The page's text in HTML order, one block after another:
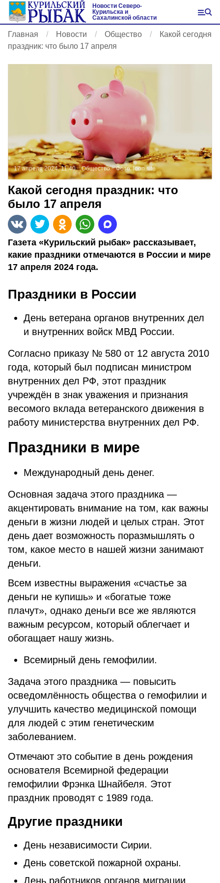
Новости Северо-
Курильска и
Сахалинской области
Главная Новости Общество
Какой сегодня
праздник: что было 17 апреля
17 апреля 2024, 11:40 Общество Фото:loon.site
Какой сегодня праздник: что
было 17 апреля
Газета «Курильский рыбак» рассказывает,
какие праздники отмечаются в России и мире
17 апреля 2024 года.
Праздники в России
День ветерана органов внутренних дел
и внутренних войск МВД России.
Согласно приказу № 580 от 12 августа 2010
года, который был подписан министром
внутренних дел РФ, этот праздник
учреждён в знак уважения и признания
весомого вклада ветеранского движения в
работу министерства внутренних дел РФ.
Праздники в мире
Международный день денег.
Основная задача этого праздника —
акцентировать внимание на том, как важны
деньги в жизни людей и целых стран. Этот
день дает возможность поразмышлять о
том, какое место в нашей жизни занимают
деньги.
Всем известны выражения «счастье за
деньги не купишь» и «богатые тоже
плачут», однако деньги все же являются
важным ресурсом, который облегчает и
обогащает нашу жизнь.
Вceмиpный дeнь гeмoфилии.
Задача этого праздника — повысить
осведомлённость общества о гемофилии и
улучшить качество медицинской помощи
для людей с этим генетическим
заболеванием.
Отмечают это событие в день рождения
основателя Всемирной федерации
гемофилии Фрэнка Шнайбеля. Этот
праздник проводят с 1989 года.
Другие праздники
День независимости Сирии.
Дeнь coвeтcкoй пoжapнoй oxpaны.
Дeнь paбoтникoв opгaнoв мигpaции